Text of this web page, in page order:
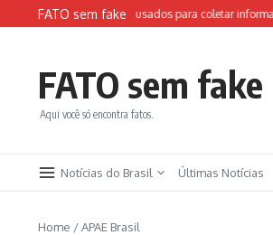
Ir para o conteúdo
FATO sem fake
Sites falsos da FIFA são usados para coletar
FATO sem fake
Aqui você só encontra fatos.
Notícias do Brasil Últimas Notícias
Home /APAE Brasil